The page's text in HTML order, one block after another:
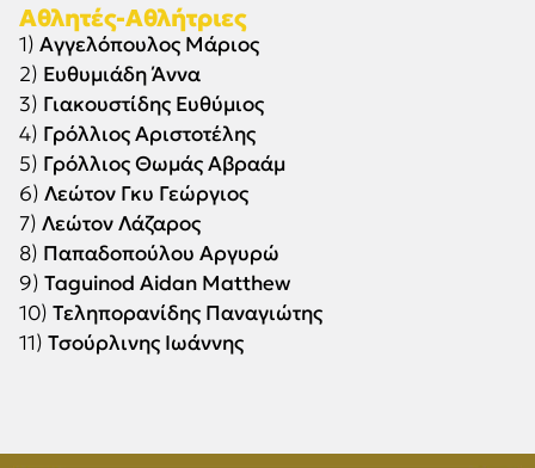
Αθλητές-Αθλήτριες
1) Αγγελόπουλος Μάριος
2) Ευθυμιάδη Άννα
3) Γιακουστίδης Ευθύμιος
4) Γρόλλιος Αριστοτέλης
5) Γρόλλιος Θωμάς Αβραάμ
6) Λεώτον Γκυ Γεώργιος
7) Λεώτον Λάζαρος
8) Παπαδοπούλου Αργυρώ
9) Taguinod Aidan Matthew
10) Τεληπορανίδης Παναγιώτης
11) Τσούρλινης Ιωάννης